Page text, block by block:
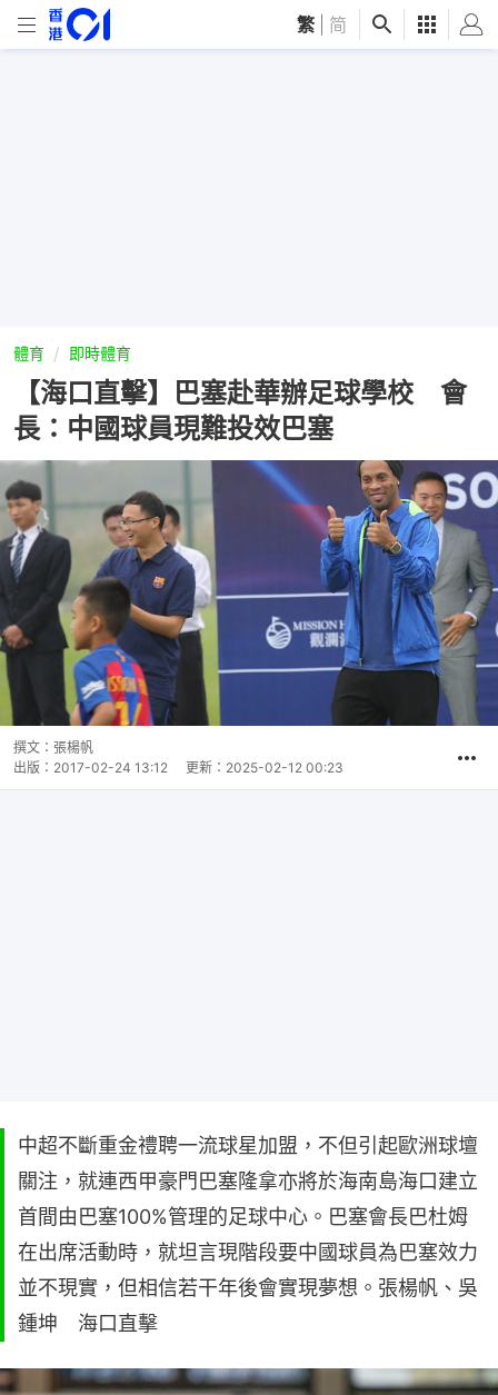
繁 简
體育 即時體育
​【海口直擊】巴塞赴華辦足球學校 會
長：中國球員現難投效巴塞
撰文： 張楊帆
出版： 2017-02-24 13:12 更新： 2025-02-12 00:23
中超不斷重金禮聘一流球星加盟，不但引起歐洲球壇
關注，就連西甲豪門巴塞隆拿亦將於海南島海口建立
首間由巴塞100%管理的足球中心。巴塞會長巴杜姆
在出席活動時，就坦言現階段要中國球員為巴塞效力
並不現實，但相信若干年後會實現夢想。張楊帆、吳
鍾坤 海口直擊